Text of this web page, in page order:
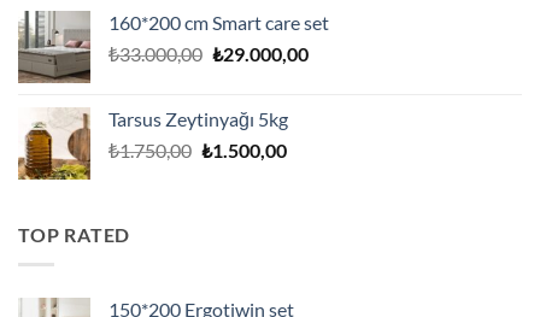
₺22.000,00.
160*200 cm Smart care set
₺33.000,00 Orijinal
₺29.000,00Şu
Tarsus Zeytinyağı 5kg
₺1.750,00 Orijinal
₺1.500,00Şu
TOP RATED
150*200 Ergotiwin set